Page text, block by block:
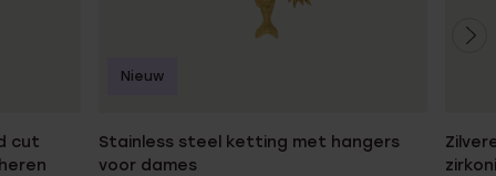
cut
Stainless steel ketting met hangers
voor dames
Nieuw